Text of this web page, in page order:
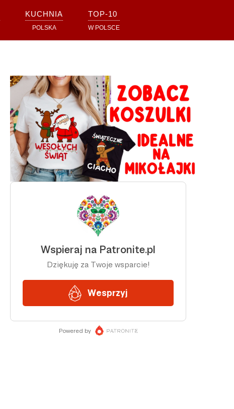
KUCHNIA
POLSKA
TOP-10
W POLSCE